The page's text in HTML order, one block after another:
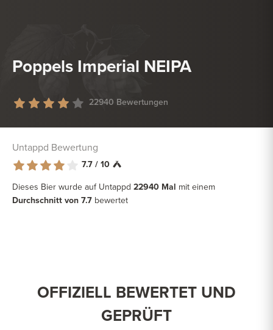
Poppels Imperial NEIPA
22940 Bewertungen
Untappd Bewertung
7.7 / 10
Dieses Bier wurde auf Untappd 22940 Mal mit einem
Durchschnitt von 7.7 bewertet
OFFIZIELL BEWERTET UND
GEPRÜFT